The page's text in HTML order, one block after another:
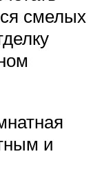
смелых
и